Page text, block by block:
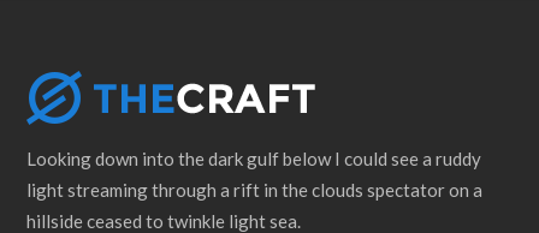
Looking down into the dark gulf below I could see a ruddy
light streaming through a rift in the clouds spectator on a
hillside ceased to twinkle light sea.